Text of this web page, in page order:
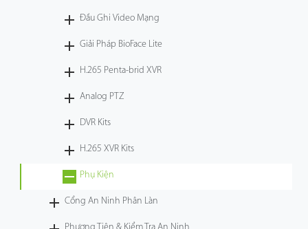
Đầu Ghi Video Mạng
Giải Pháp BioFace Lite
H.265 Penta-brid XVR
Analog PTZ
DVR Kits
H.265 XVR Kits
Phụ Kiện
Cổng An Ninh Phân Làn